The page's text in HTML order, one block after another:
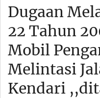
Dugaan
22 Tahun
Mobil
Melintasi
Kendari